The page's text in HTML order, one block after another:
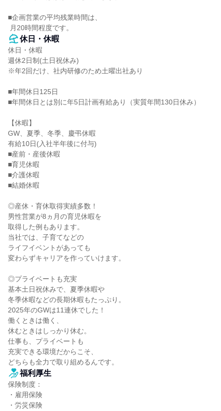
■企画営業の平均残業時間は、
月20時間程度です。
休日・休暇
休日・休暇
週休2日制(土日祝休み)
※年2回だけ、社内研修のため土曜出社あり
■年間休日125日
■年間休日とは別に年5日計画有給あり（実質年間130日休み）
【休暇】
GW、夏季、冬季、慶弔休暇
有給10日(入社半年後に付与)
■産前・産後休暇
■育児休暇
■介護休暇
■結婚休暇
◎産休・育休取得実績多数！
男性営業が8ヵ月の育児休暇を
取得した例もあります。
当社では、子育てなどの
ライフイベントがあっても
変わらずキャリアを作っていけます。
◎プライベートも充実
基本土日祝休みで、夏季休暇や
冬季休暇などの長期休暇もたっぷり。
2025年のGWは11連休でした！
働くときは働く、
休むときはしっかり休む。
仕事も、プライベートも
充実できる環境だからこそ、
どちらも全力で取り組めるんです。
福利厚生
保険制度：
・雇用保険
・労災保険